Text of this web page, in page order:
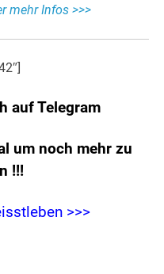
mehr Infos >>>
auf Telegram
um noch mehr zu
!!!
>>>